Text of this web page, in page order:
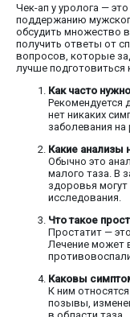
Чек-ап у уролога —
поддержанию
обсудить множество
получить ответы от
вопросов, которые
лучше подготовиться
Как часто
Рекомендуется
нет никаких
заболевания на
Какие анализы
Обычно это
малого таза. В
здоровья
исследования.
Что такое
Простатит —
Лечение может
Каковы
К ним
позывы,